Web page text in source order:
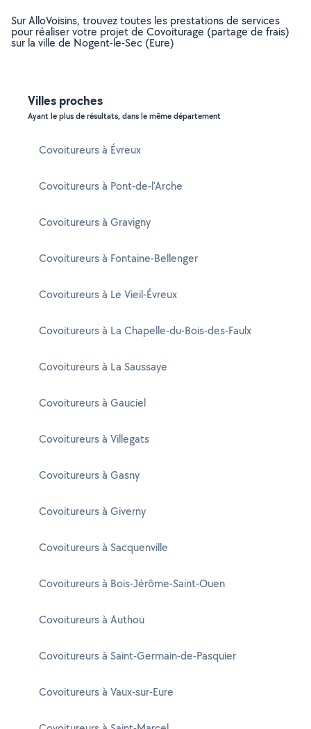
Sur AlloVoisins, trouvez toutes les prestations de services
pour réaliser votre projet de Covoiturage (partage de frais)
sur la ville de Nogent-le-Sec (Eure)
Villes proches
Ayant le plus de résultats, dans le même département
Covoitureurs à Évreux
Covoitureurs à Pont-de-l'Arche
Covoitureurs à Gravigny
Covoitureurs à Fontaine-Bellenger
Covoitureurs à Le Vieil-Évreux
Covoitureurs à La Chapelle-du-Bois-des-Faulx
Covoitureurs à La Saussaye
Covoitureurs à Gauciel
Covoitureurs à Villegats
Covoitureurs à Gasny
Covoitureurs à Giverny
Covoitureurs à Sacquenville
Covoitureurs à Bois-Jérôme-Saint-Ouen
Covoitureurs à Authou
Covoitureurs à Saint-Germain-de-Pasquier
Covoitureurs à Vaux-sur-Eure